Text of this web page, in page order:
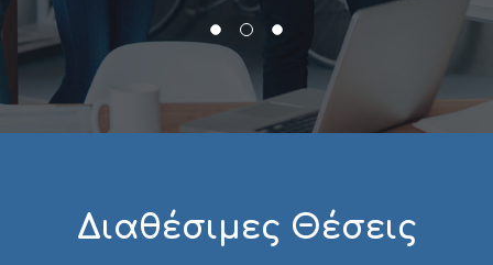
Διαθέσιμες Θέσεις